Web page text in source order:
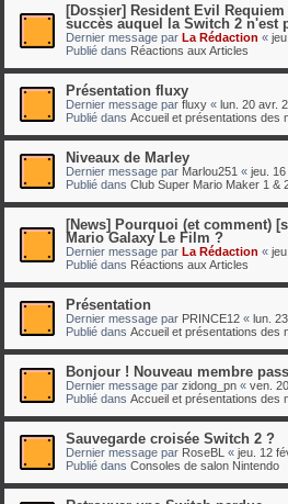
[Dossier] Resident Evil
succès auquel la Switch 2 n'est
Dernier message par La Rédaction «
Publié dans Réactions aux Articles
Présentation fluxy
Dernier message par fluxy « lun. 20 avr.
Publié dans Accueil et présentations des
Niveaux de Marley
Dernier message par Marlou251 « jeu.
Publié dans Club Super Mario Maker 1 &
[News] Pourquoi (et comment)
Mario Galaxy Le Film ?
Dernier message par La Rédaction «
Publié dans Réactions aux Articles
Présentation
Dernier message par PRINCE12 « lun.
Publié dans Accueil et présentations des
Bonjour ! Nouveau membre
Dernier message par zidong_pn « ven.
Publié dans Accueil et présentations des
Sauvegarde croisée Switch 2 ?
Dernier message par RoseBL « jeu. 12
Publié dans Consoles de salon Nintendo